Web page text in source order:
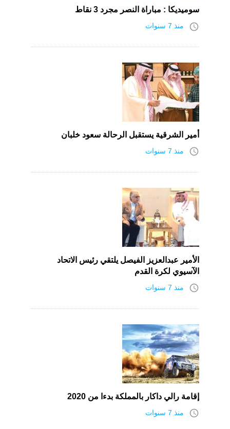
سوميديكا : مباراة النصر مجرد 3 نقاط
access_time منذ 7 سنوات
أمير الشرقية يستقبل الرحالة سعود خلبان
access_time منذ 7 سنوات
الأمير عبدالعزيز الفيصل يلتقي رئيس الاتحاد
الآسيوي لكرة القدم
access_time منذ 7 سنوات
إقامة رالي داكار بالمملكة بدءا من 2020
access_time منذ 7 سنوات